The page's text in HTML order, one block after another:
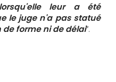
leur a été
le juge n'a pas statué
forme ni de délai”.